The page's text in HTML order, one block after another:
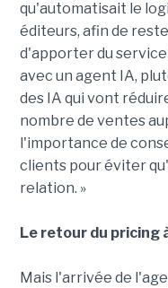
qu'automatisait le
éditeurs, afin de
d'apporter du
avec un agent IA,
des IA qui vont
nombre de ventes
l'importance de
clients pour éviter
relation. »
Le retour du pricing
Mais l'arrivée de